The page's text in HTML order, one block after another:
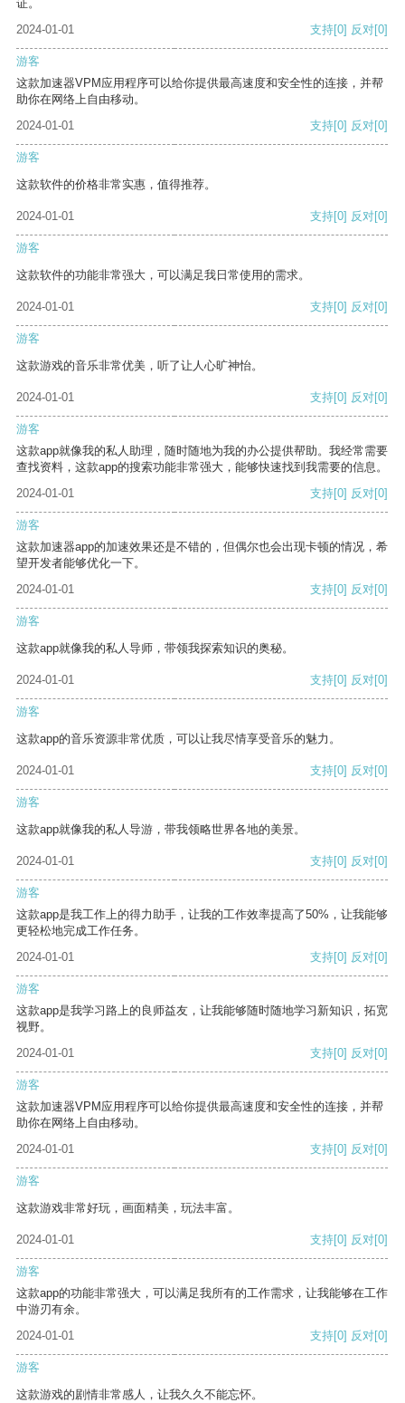
证。
2024-01-01
支持[0] 反对[0]
游客
这款加速器VPM应用程序可以给你提供最高速度和安全性的连接，并帮
助你在网络上自由移动。
2024-01-01
支持[0] 反对[0]
游客
这款软件的价格非常实惠，值得推荐。
2024-01-01 支持[0] 反对[0]
游客
这款软件的功能非常强大，可以满足我日常使用的需求。
2024-01-01 支持[0] 反对[0]
游客
这款游戏的音乐非常优美，听了让人心旷神怡。
2024-01-01 支持[0] 反对[0]
游客
这款app就像我的私人助理，随时随地为我的办公提供帮助。我经常需要
查找资料，这款app的搜索功能非常强大，能够快速找到我需要的信息。
2024-01-01
支持[0] 反对[0]
游客
这款加速器app的加速效果还是不错的，但偶尔也会出现卡顿的情况，希
望开发者能够优化一下。
2024-01-01
支持[0] 反对[0]
游客
这款app就像我的私人导师，带领我探索知识的奥秘。
2024-01-01 支持[0] 反对[0]
游客
这款app的音乐资源非常优质，可以让我尽情享受音乐的魅力。
2024-01-01 支持[0] 反对[0]
游客
这款app就像我的私人导游，带我领略世界各地的美景。
2024-01-01 支持[0] 反对[0]
游客
这款app是我工作上的得力助手，让我的工作效率提高了50%，让我能够
更轻松地完成工作任务。
2024-01-01
支持[0] 反对[0]
游客
这款app是我学习路上的良师益友，让我能够随时随地学习新知识，拓宽
视野。
2024-01-01
支持[0] 反对[0]
游客
这款加速器VPM应用程序可以给你提供最高速度和安全性的连接，并帮
助你在网络上自由移动。
2024-01-01
支持[0] 反对[0]
游客
这款游戏非常好玩，画面精美，玩法丰富。
2024-01-01 支持[0] 反对[0]
游客
这款app的功能非常强大，可以满足我所有的工作需求，让我能够在工作
中游刃有余。
2024-01-01
支持[0] 反对[0]
游客
这款游戏的剧情非常感人，让我久久不能忘怀。